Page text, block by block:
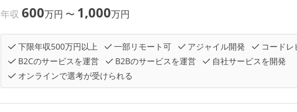
年収600万円 〜 1,000万円
下限年収500万円以上 一部リモート可 アジャイル開発
コード
B2Cのサービスを運営
B2Bのサービスを運営
自社サービスを開発
オンラインで選考が受けられる